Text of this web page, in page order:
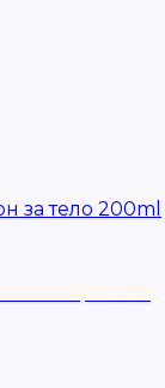
за тело 200ml